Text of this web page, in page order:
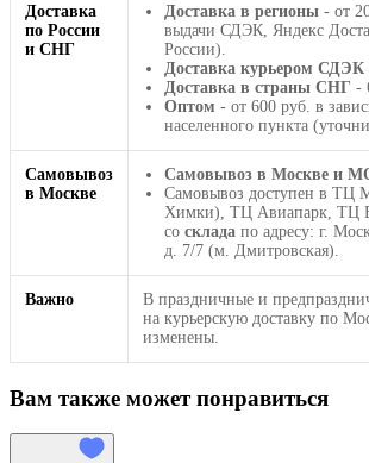
Доставка
по России
и СНГ
Доставка в регионы - от
выдачи СДЭК, Яндекс
России).
Доставка курьером СДЭК
Доставка в страны СНГ -
Оптом - от 600 руб. в
населенного пункта
Самовывоз
в Москве
Самовывоз в Москве и
Самовывоз доступен в ТЦ
Химки), ТЦ Авиапарк, ТЦ
со склада по адресу: г.
д. 7/7 (м. Дмитровская).
Важно
В праздничные и
на курьерскую доставку по
изменены.
Вам также может понравиться